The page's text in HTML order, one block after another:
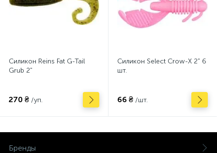
Силикон Reins Fat G-Tail
Grub 2"
270 ₴ /уп.
Силикон Select Crow-X 2" 6
шт.
66 ₴ /шт.
Бренды